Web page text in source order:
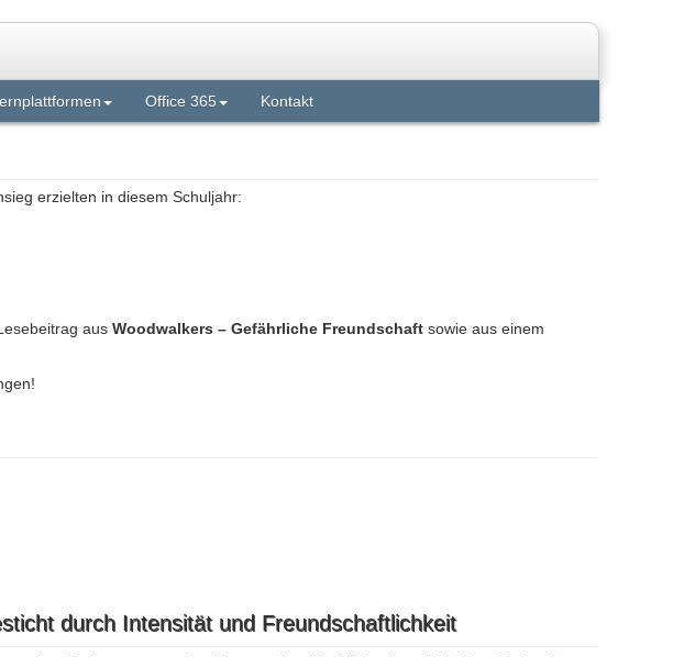
Office 365 Kontakt
erzielten in diesem Schuljahr:
aus Woodwalkers – Gefährliche Freundschaft sowie aus einem
durch Intensität und Freundschaftlichkeit